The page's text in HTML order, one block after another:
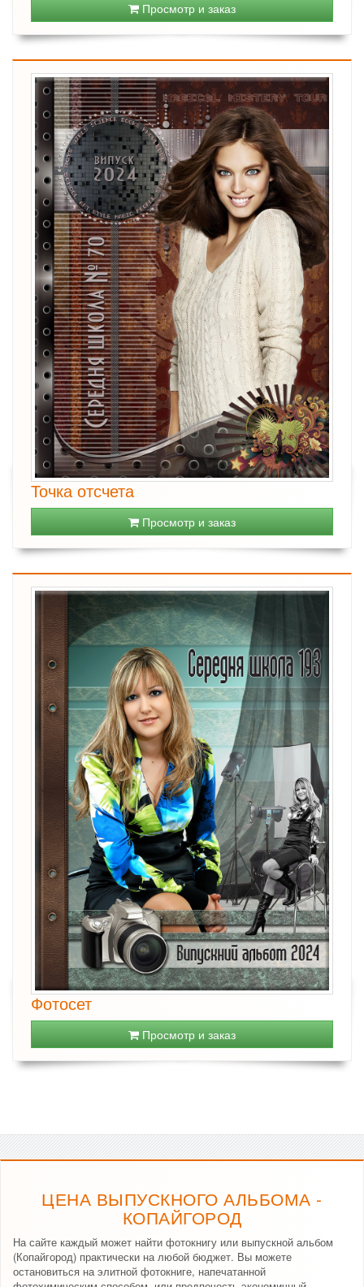
Просмотр и заказ
Точка отсчета
Просмотр и заказ
Фотосет
Просмотр и заказ
ЦЕНА ВЫПУСКНОГО АЛЬБОМА -
КОПАЙГОРОД
На сайте каждый может найти фотокнигу или выпускной альбом
(Копайгород) практически на любой бюджет. Вы можете
остановиться на элитной фотокниге, напечатанной